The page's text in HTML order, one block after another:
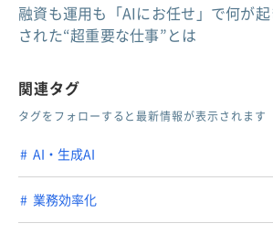
融資も運用も「AIにお任せ」で何が
された“超重要な仕事”とは
関連タグ
タグをフォローすると最新情報が表示されます
AI・生成AI
業務効率化